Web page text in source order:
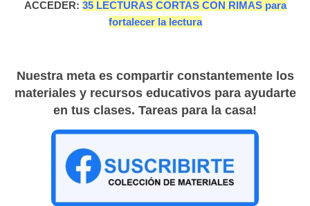
ACCEDER: 35 LECTURAS CORTAS CON RIMAS para
fortalecer la lectura
Nuestra meta es compartir constantemente los
materiales y recursos educativos para ayudarte
en tus clases. Tareas para la casa!